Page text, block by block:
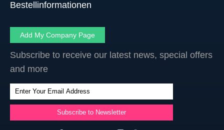
Bestellinformationen
Add My Company Page
Subscribe to receive our latest news, special offers
and more